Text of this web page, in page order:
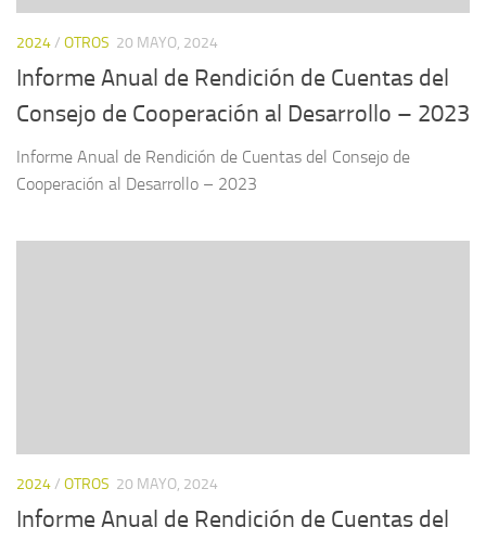
2024/ OTROS 20 MAYO, 2024
Informe Anual de Rendición de Cuentas del
Consejo de Cooperación al Desarrollo – 2023
Informe Anual de Rendición de Cuentas del Consejo de
Cooperación al Desarrollo – 2023
2024/ OTROS 20 MAYO, 2024
Informe Anual de Rendición de Cuentas del